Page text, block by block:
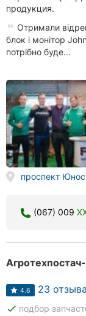
Запорожье
Днепр
Львов
Кривой
Рог
Николаев
Херсон
Сумы
продукция.
Отримали
блок і монітор
потрібно буде...
проспект
(067) 009
4.6 23 отзыва
done подбор